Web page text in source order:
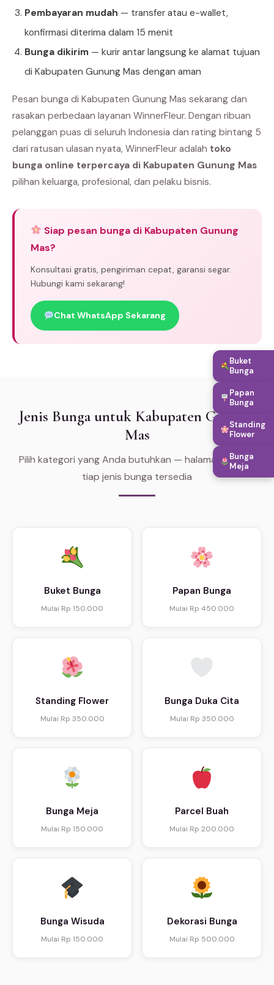
Pembayaran mudah — transfer atau e-wallet,
konfirmasi diterima dalam 15 menit
Bunga dikirim — kurir antar langsung ke alamat tujuan
di Kabupaten Gunung Mas dengan aman
Pesan bunga di Kabupaten Gunung Mas sekarang dan
rasakan perbedaan layanan WinnerFleur. Dengan ribuan
pelanggan puas di seluruh Indonesia dan rating bintang 5
dari ratusan ulasan nyata, WinnerFleur adalah toko
bunga online terpercaya di Kabupaten Gunung Mas
pilihan keluarga, profesional, dan pelaku bisnis.
Siap pesan bunga di Kabupaten Gunung
Mas?
Konsultasi gratis, pengiriman cepat, garansi segar.
Hubungi kami sekarang!
Chat WhatsApp Sekarang
Jenis Bunga untuk Kabupaten Gunung
Mas
Pilih kategori yang Anda butuhkan — halaman khusus
tiap jenis bunga tersedia
Buket Bunga
Mulai Rp 150.000
Papan Bunga
Mulai Rp 450.000
Standing Flower
Mulai Rp 350.000
Bunga Duka Cita
Mulai Rp 350.000
Bunga Meja
Mulai Rp 150.000
Parcel Buah
Mulai Rp 200.000
Bunga Wisuda
Mulai Rp 150.000
Dekorasi Bunga
Mulai Rp 500.000
Buket
Bunga
Papan
Bunga
Standing
Flower
Bunga
Meja